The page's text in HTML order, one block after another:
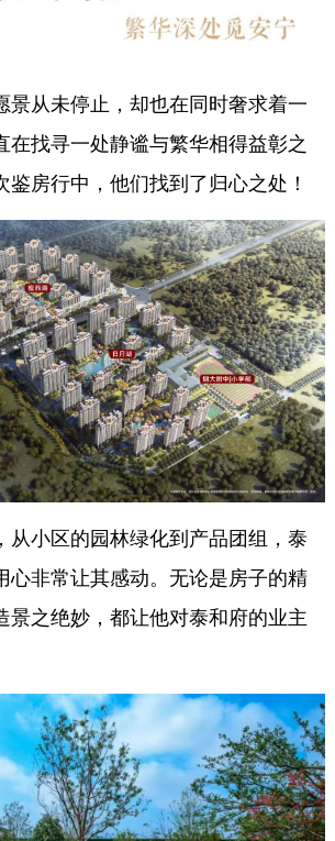
景从未停止，却也在同时奢求着一
在找寻一处静谧与繁华相得益彰之
鉴房行中，他们找到了归心之处！
从小区的园林绿化到产品团组，泰
心非常让其感动。无论是房子的精
景之绝妙，都让他对泰和府的业主